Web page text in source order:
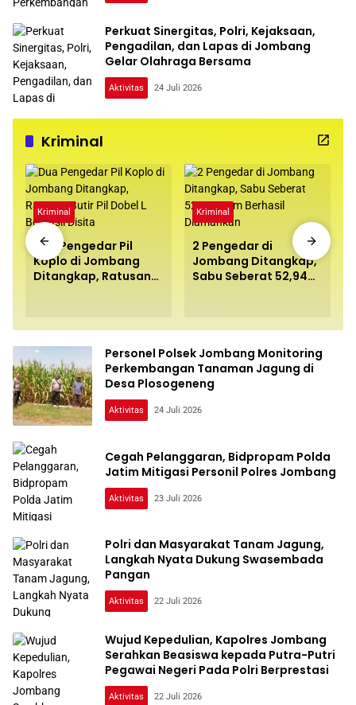
Perkuat Sinergitas, Polri, Kejaksaan,
Pengadilan, dan Lapas di Jombang
Gelar Olahraga Bersama
Aktivitas 24 Juli 2026
Kriminal
Kriminal
Dua Pengedar Pil
Koplo di Jombang
Ditangkap, Ratusan
Kriminal
2 Pengedar di
Jombang Ditangkap,
Sabu Seberat 52,94
Personel Polsek Jombang Monitoring
Perkembangan Tanaman Jagung di
Desa Plosogeneng
Aktivitas 24 Juli 2026
Cegah Pelanggaran, Bidpropam Polda
Jatim Mitigasi Personil Polres Jombang
Aktivitas 23 Juli 2026
Polri dan Masyarakat Tanam Jagung,
Langkah Nyata Dukung Swasembada
Pangan
Aktivitas 22 Juli 2026
Wujud Kepedulian, Kapolres Jombang
Serahkan Beasiswa kepada Putra-Putri
Pegawai Negeri Pada Polri Berprestasi
Aktivitas 22 Juli 2026